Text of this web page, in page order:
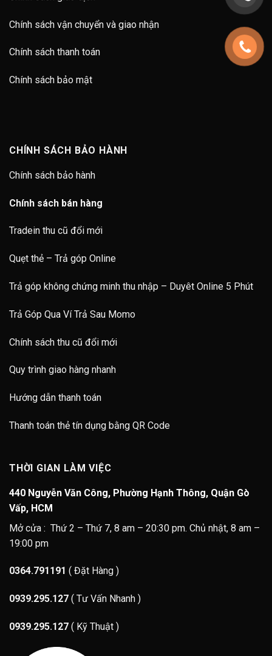
Chính sách vận chuyển và giao nhận
Chính sách thanh toán
Chính sách bảo mật
CHÍNH SÁCH BẢO HÀNH
Chính sách bảo hành
Chính sách bán hàng
Tradein thu cũ đổi mới
Quẹt thẻ – Trả góp Online
Trả góp không chứng minh thu nhập – Duyêt Online 5 Phút
Trả Góp Qua Ví Trả Sau Momo
Chính sách thu cũ đổi mới
Quy trình giao hàng nhanh
Hướng dẫn thanh toán
Thanh toán thẻ tín dụng bằng QR Code
THỜI GIAN LÀM VIỆC
440 Nguyễn Văn Công, Phường Hạnh Thông, Quận Gò
Vấp, HCM
Mở cửa : Thứ 2 – Thứ 7, 8 am – 20:30 pm. Chủ nhật, 8 am –
19:00 pm
0364.791191 ( Đặt Hàng )
0939.295.127 ( Tư Vấn Nhanh )
0939.295.127 ( Kỹ Thuật )